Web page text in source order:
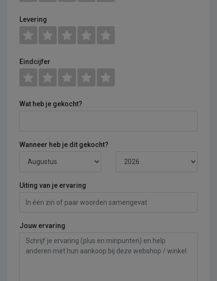
Levering
Eindcijfer
Wat heb je gekocht?
Wanneer heb je dit gekocht?
Uiting van je ervaring
Jouw ervaring